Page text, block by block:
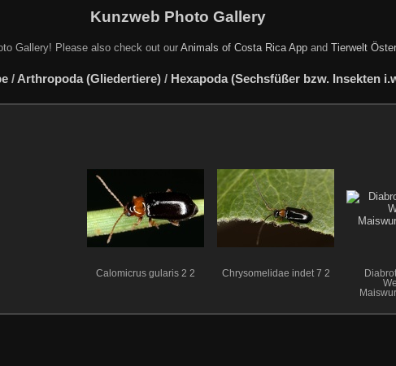
Kunzweb Photo Gallery
Gallery! Please also check out our Animals of Costa Rica Appand Tierwelt
/ Arthropoda (Gliedertiere) / Hexapoda (Sechsfüßer bzw. Insekten
Calomicrus gularis 2 2 Chrysomelidae indet 7 2